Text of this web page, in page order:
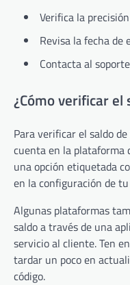
Verifica la
Revisa la fecha de
Contacta al
¿Cómo verificar el
Para verificar el saldo
cuenta en la plataforma
una opción etiquetada
en la configuración de
Algunas plataformas
saldo a través de una
servicio al cliente. Ten
tardar un poco en
código.